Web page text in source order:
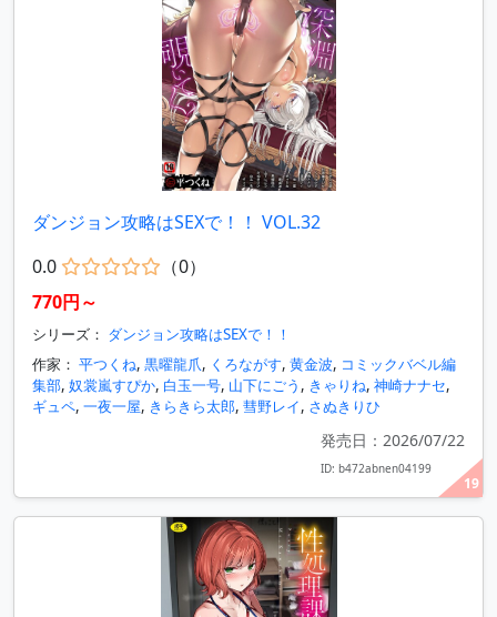
19
ダンジョン攻略はSEXで！！ VOL.32
0.0
（0）
770円～
シリーズ： ダンジョン攻略はSEXで！！
作家： 平つくね, 黒曜龍爪, くろながす, 黄金波, コミックバベル編
集部, 奴裳嵐すぴか, 白玉一号, 山下にごう , きゃりね, 神崎ナナセ,
ギュペ, 一夜一屋, きらきら太郎, 彗野レイ, さぬきりひ
発売日：2026/07/22
ID: b472abnen04199